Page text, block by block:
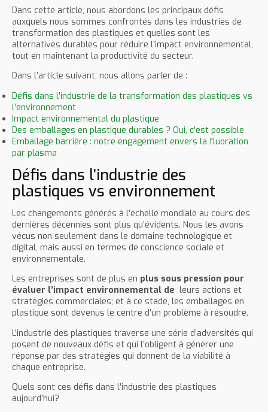
Dans cette article, nous abordons les principaux défis
auxquels nous sommes confrontés dans les industries de
transformation des plastiques et quelles sont les
alternatives durables pour réduire l’impact environnemental,
tout en maintenant la productivité du secteur.
Dans l’article suivant, nous allons parler de :
Défis dans l’industrie de la transformation des plastiques vs
l’environnement
Impact environnemental du plastique
Des emballages en plastique durables ? Oui, c’est possible
Emballage barrière : notre engagement envers la fluoration
par plasma
Défis dans l’industrie des
plastiques vs environnement
Les changements générés à l’échelle mondiale au cours des
dernières décennies sont plus qu’évidents. Nous les avons
vécus non seulement dans le domaine technologique et
digital, mais aussi en termes de conscience sociale et
environnementale.
Les entreprises sont de plus en plus sous pression pour
évaluer l’impact environnemental de leurs actions et
stratégies commerciales; et à ce stade, les emballages en
plastique sont devenus le centre d’un problème à résoudre.
L’industrie des plastiques traverse une série d’adversités qui
posent de nouveaux défis et qui l’obligent à générer une
réponse par des stratégies qui donnent de la viabilité à
chaque entreprise.
Quels sont ces défis dans l’industrie des plastiques
aujourd’hui?